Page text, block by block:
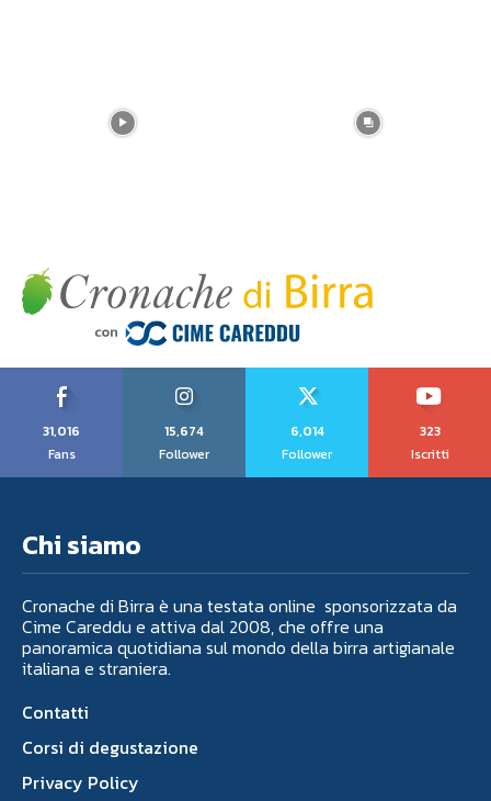
31,016
Fans
15,674
Follower
6,014
Follower
323
Iscritti
Chi siamo
Cronache di Birra è una testata online sponsorizzata da
Cime Careddu e attiva dal 2008, che offre una
panoramica quotidiana sul mondo della birra artigianale
italiana e straniera.
Contatti
Corsi di degustazione
Privacy Policy